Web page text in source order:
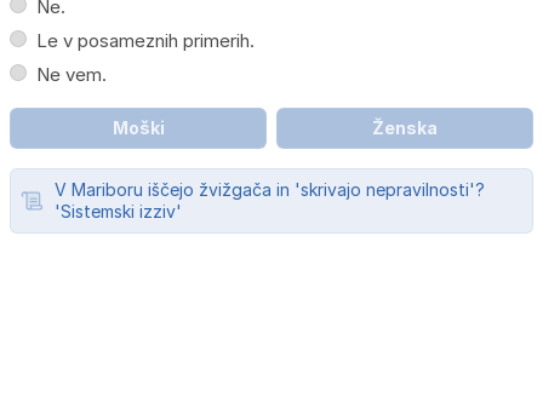
Ne.
Le v posameznih primerih.
Ne vem.
Moški Ženska
V Mariboru iščejo žvižgača in 'skrivajo nepravilnosti'?
'Sistemski izziv'